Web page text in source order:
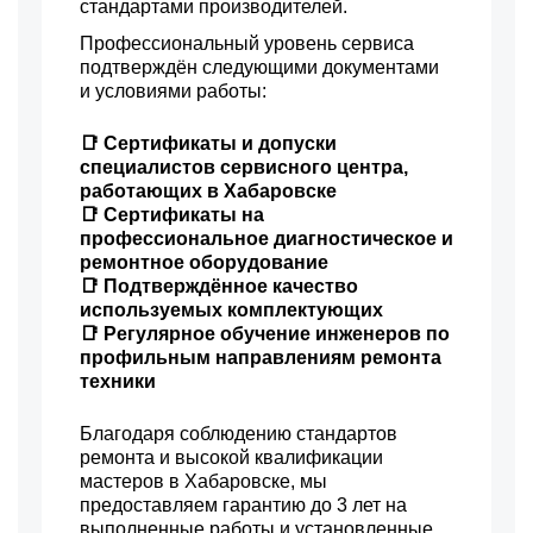
Замена двигателя
Ремонт переключателей
режимов
1000 р
Замена блока управления
Ремонт помпы
725 р
Ремонт термодатчика
1015 р
Заказать
Замена щёток
электродвигателя
1500 р
Замена прокладок,
270 р
Заказать
Ремонт электромагнитного
1155 р
микровыключателя
Ремонт мультиклапана
Замена датчика уровня
525 р
стандартами производителей.
Профессиональный уровень сервиса
подтверждён следующими документами
и условиями работы:
📑 Сертификаты и допуски
специалистов сервисного центра,
работающих в Хабаровске
📑 Сертификаты на
профессиональное диагностическое и
ремонтное оборудование
📑 Подтверждённое качество
используемых комплектующих
📑 Регулярное обучение инженеров по
профильным направлениям ремонта
техники
Благодаря соблюдению стандартов
ремонта и высокой квалификации
мастеров в Хабаровске, мы
предоставляем гарантию до 3 лет на
выполненные работы и установленные